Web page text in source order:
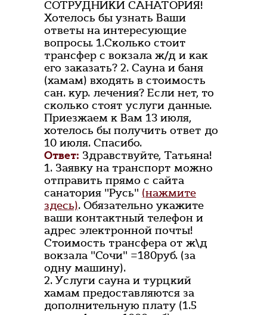
СОТРУДНИКИ САНАТОРИЯ!
Хотелось бы узнать Ваши
ответы на интересующие
вопросы. 1.Сколько стоит
трансфер с вокзала ж/д и как
его заказать? 2. Сауна и баня
(хамам) входять в стоимость
сан. кур. лечения? Если нет, то
сколько стоят услуги данные.
Приезжаем к Вам 13 июля,
хотелось бы получить ответ до
10 июля. Спасибо.
Ответ: Здравствуйте, Татьяна!
1. Заявку на транспорт можно
отправить прямо с сайта
санатория "Русь" (нажмите
здесь). Обязательно укажите
ваши контактный телефон и
адрес электронной почты!
Стоимость трансфера от ж\д
вокзала "Сочи" =180руб. (за
одну машину).
2. Услуги сауна и турцкий
хамам предоставляются за
дополнительную плату (1.5